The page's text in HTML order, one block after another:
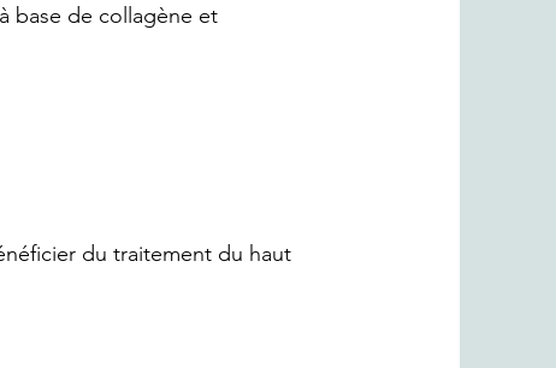
base de collagène et
du traitement du haut